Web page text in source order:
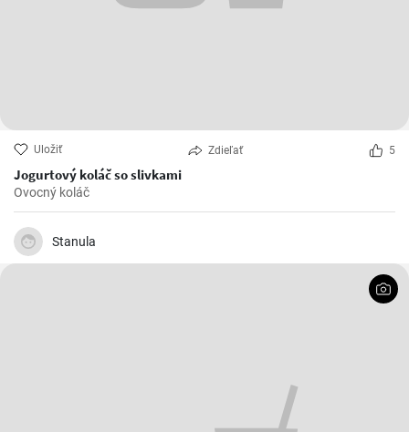
Uložiť Zdieľať 5
Jogurtový koláč so slivkami
Ovocný koláč
Stanula